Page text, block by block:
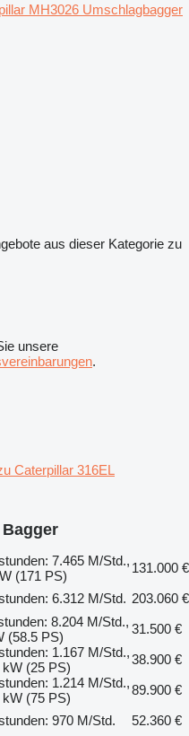
MH3026 Umschlagbagger
aus dieser Kategorie zu
unsere
.
Caterpillar 316EL
7.465 M/Std.,
(171 PS)
131.000 €
6.312 M/Std. 203.060 €
8.204 M/Std.,
(58.5 PS)
31.500 €
1.167 M/Std.,
(25 PS)
38.900 €
1.214 M/Std.,
(75 PS)
89.900 €
970 M/Std. 52.360 €